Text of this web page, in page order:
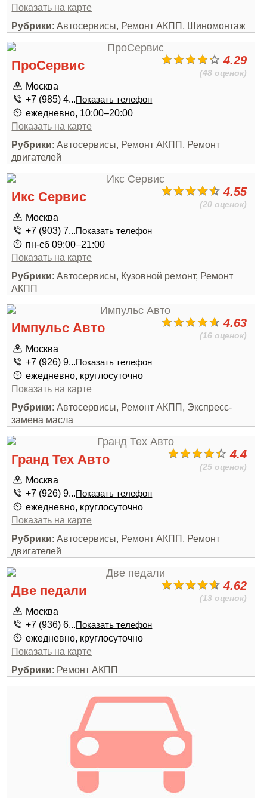
Показать на карте
Рубрики: Автосервисы, Ремонт АКПП, Шиномонтаж
4.29
(48 оценок)
ПроСервис
Москва
+7 (985) 4...Показать телефон
ежедневно, 10:00–20:00
Показать на карте
Рубрики: Автосервисы, Ремонт АКПП, Ремонт
двигателей
4.55
(20 оценок)
Икс Сервис
Москва
+7 (903) 7...Показать телефон
пн-сб 09:00–21:00
Показать на карте
Рубрики: Автосервисы, Кузовной ремонт, Ремонт
АКПП
4.63
(16 оценок)
Импульс Авто
Москва
+7 (926) 9...Показать телефон
ежедневно, круглосуточно
Показать на карте
Рубрики: Автосервисы, Ремонт АКПП, Экспресс-
замена масла
4.4
(25 оценок)
Гранд Тех Авто
Москва
+7 (926) 9...Показать телефон
ежедневно, круглосуточно
Показать на карте
Рубрики: Автосервисы, Ремонт АКПП, Ремонт
двигателей
4.62
(13 оценок)
Две педали
Москва
+7 (936) 6...Показать телефон
ежедневно, круглосуточно
Показать на карте
Рубрики: Ремонт АКПП